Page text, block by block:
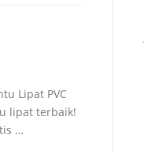
Lipat PVC
lipat terbaik!
…